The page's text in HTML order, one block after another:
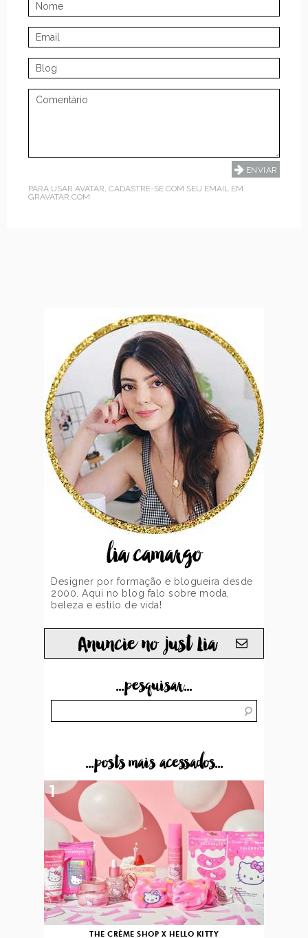
PARA USAR AVATAR, CADASTRE-SE COM SEU EMAIL EM
GRAVATAR.COM
lia camargo
Designer por formação e blogueira desde
2000. Aqui no blog falo sobre moda,
beleza e estilo de vida!
Anuncie no just Lia
...pesquisar...
...posts mais acessados...
THE CRÈME SHOP X HELLO KITTY
1